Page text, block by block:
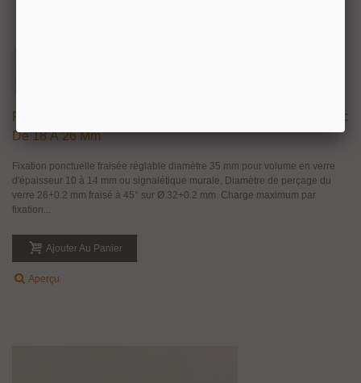
Fixation Ponctuelle Fraisée Ø 35 Mm Ajustable
De 18 À 26 Mm
TTC
Fixation ponctuelle fraisée réglable diamètre 35 mm pour volume en verre
d'épaisseur 10 à 14 mm ou signalétique murale. Diamètre de perçage du
verre 26+0.2 mm fraisé à 45° sur Ø 32+0.2 mm. Charge maximum par
fixation...
Ajouter Au Panier
Aperçu